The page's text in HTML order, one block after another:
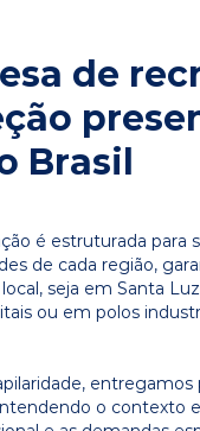
de
Brasil
é estruturada para
de cada região,
seja em Santa
ou em polos
entregamos
o contexto